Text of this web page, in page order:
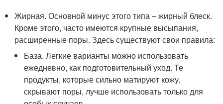
Жирная. Основной минус этого типа – жирный блеск.
Кроме этого, часто имеются крупные высыпания,
расширенные поры. Здесь существуют свои правила:
База. Легкие варианты можно использовать
ежедневно, как подготовительный уход. Те
продукты, которые сильно матируют кожу,
скрывают поры, лучше использовать только для